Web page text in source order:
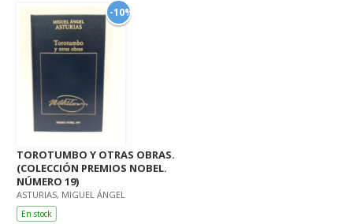
-10%
TOROTUMBO Y OTRAS OBRAS.
(COLECCIÓN PREMIOS NOBEL.
NÚMERO 19)
ASTURIAS, MIGUEL ÁNGEL
En stock